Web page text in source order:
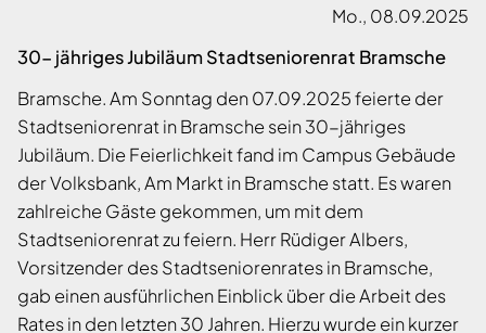
Mo., 08.09.2025
30- jähriges Jubiläum Stadtseniorenrat Bramsche
Bramsche. Am Sonntag den 07.09.2025 feierte der
Stadtseniorenrat in Bramsche sein 30-jähriges
Jubiläum. Die Feierlichkeit fand im Campus Gebäude
der Volksbank, Am Markt in Bramsche statt. Es waren
zahlreiche Gäste gekommen, um mit dem
Stadtseniorenrat zu feiern. Herr Rüdiger Albers,
Vorsitzender des Stadtseniorenrates in Bramsche,
gab einen ausführlichen Einblick über die Arbeit des
Rates in den letzten 30 Jahren. Hierzu wurde ein kurzer